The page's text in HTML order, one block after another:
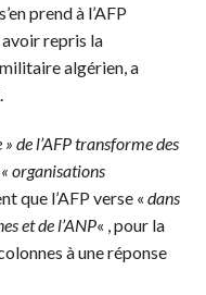
prend à l’AFP
avoir repris la
algérien, a
» de l’AFP transforme des
organisations
que l’AFP verse «dans
et de l’ANP« , pour la
à une réponse